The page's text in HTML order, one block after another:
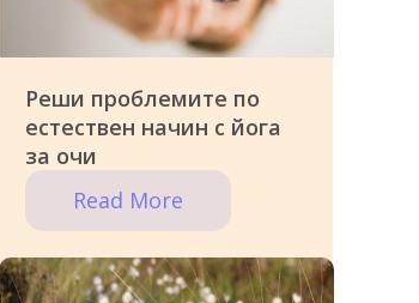
Реши проблемите по
естествен начин с йога
за очи
Read More